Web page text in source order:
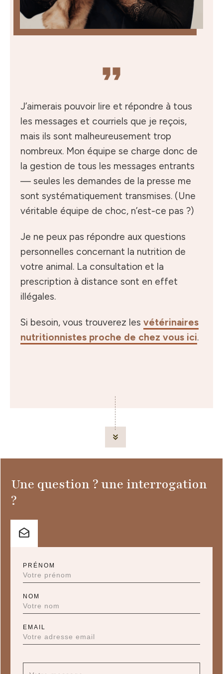
J’aimerais pouvoir lire et répondre à tous
les messages et courriels que je reçois,
mais ils sont malheureusement trop
nombreux. Mon équipe se charge donc de
la gestion de tous les messages entrants
— seules les demandes de la presse me
sont systématiquement transmises. (Une
véritable équipe de choc, n’est-ce pas ?)
Je ne peux pas répondre aux questions
personnelles concernant la nutrition de
votre animal. La consultation et la
prescription à distance sont en effet
illégales.
Si besoin, vous trouverez les vétérinaires
nutritionnistes proche de chez vous ici.
Une question ? une interrogation
?
PRÉNOM
NOM
EMAIL